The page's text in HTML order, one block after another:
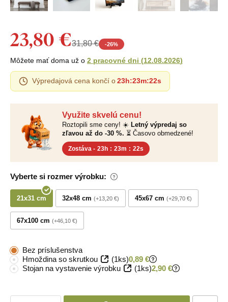
Využite skvelú cenu!
Roztopili sme ceny! ☀️ Letný výpredaj so
zľavou až do -30 %. ⏳ Časovo obmedzené!
Zostáva - 23h : 23m : 21s
Vyberte si rozmer výrobku:
21x31 cm 32x48 cm +13,20 € 45x67 cm +29,70 €
67x100 cm +46,10 €
23,80 €31,80 € -26%
Môžete mať doma už o 2 pracovné dni (12.08.2026)
Výpredajová cena končí o23h:23m:21s
Bez príslušenstva
Hmoždina so skrutkou
(1ks)0,89 €
Stojan na vystavenie výrobku
(1ks)2,90 €